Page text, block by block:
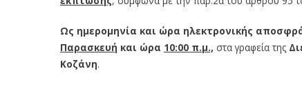
Ως ημερομηνία και ώρα ηλεκτρονικής
Παρασκευή και ώρα 10:00 π.μ., στα γραφεία της
Κοζάνη.